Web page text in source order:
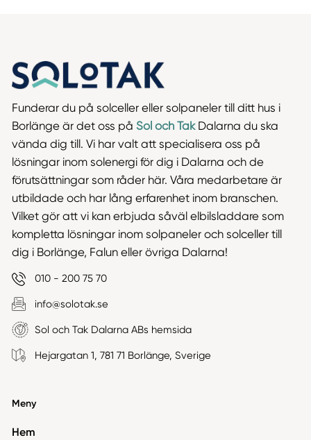
Funderar du på solceller eller solpaneler till ditt hus i
Borlänge är det oss på Sol och TakDalarna du ska
vända dig till. Vi har valt att specialisera oss på
lösningar inom solenergi för dig i Dalarna och de
förutsättningar som råder här. Våra medarbetare är
utbildade och har lång erfarenhet inom branschen.
Vilket gör att vi kan erbjuda såväl elbilsladdare som
kompletta lösningar inom solpaneler och solceller till
dig i Borlänge, Falun eller övriga Dalarna!
010 - 200 75 70
info@solotak.se
Sol och Tak Dalarna ABs hemsida
Hejargatan 1, 781 71 Borlänge, Sverige
Meny
Hem